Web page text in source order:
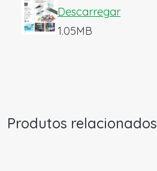
Descarregar
1.05MB
Produtos relacionados